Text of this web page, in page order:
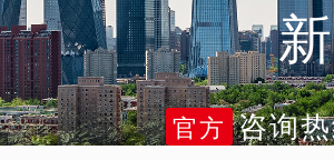
官方 咨询